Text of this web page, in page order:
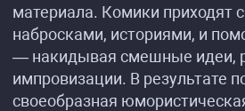
материала. Комики приходят
набросками, историями, и
— накидывая смешные идеи,
импровизации. В результате
своеобразная